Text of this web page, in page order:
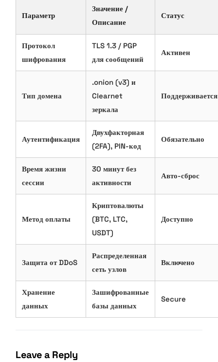
Параметр
Значение /
Описание
Статус
Протокол
шифрования
TLS 1.3 / PGP
для сообщений
Активен
Тип домена
.onion (v3) и
Clearnet
зеркала
Поддерживается
Аутентификация
Двухфакторная
(2FA), PIN-код
Обязательно
Время жизни
сессии
30 минут без
активности
Авто-сброс
Метод оплаты
Криптовалюты
(BTC, LTC,
USDT)
Доступно
Защита от DDoS
Распределенная
сеть узлов
Включено
Хранение
данных
Зашифрованные
базы данных
Secure
Leave a Reply